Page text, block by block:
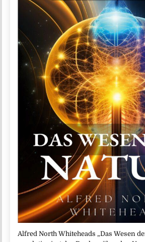
Alfred North Whiteheads „Das Wesen